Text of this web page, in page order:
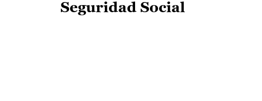
Seguridad Social